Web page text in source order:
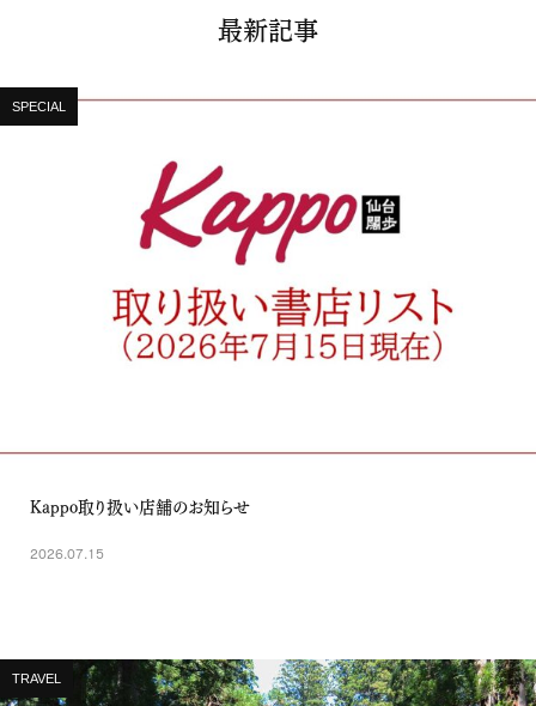
最新記事
SPECIAL
Kappo取り扱い店舗のお知らせ
2026.07.15
TRAVEL